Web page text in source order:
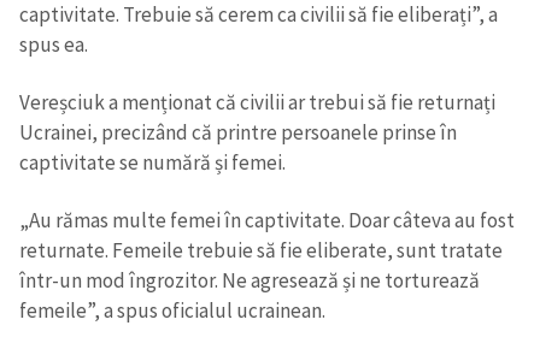
captivitate. Trebuie să cerem ca civilii să fie eliberați”, a
spus ea.
Vereșciuk a menționat că civilii ar trebui să fie returnați
Ucrainei, precizând că printre persoanele prinse în
captivitate se numără și femei.
„Au rămas multe femei în captivitate. Doar câteva au fost
returnate. Femeile trebuie să fie eliberate, sunt tratate
într-un mod îngrozitor. Ne agresează și ne torturează
femeile”, a spus oficialul ucrainean.